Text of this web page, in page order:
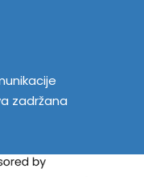
zadržana